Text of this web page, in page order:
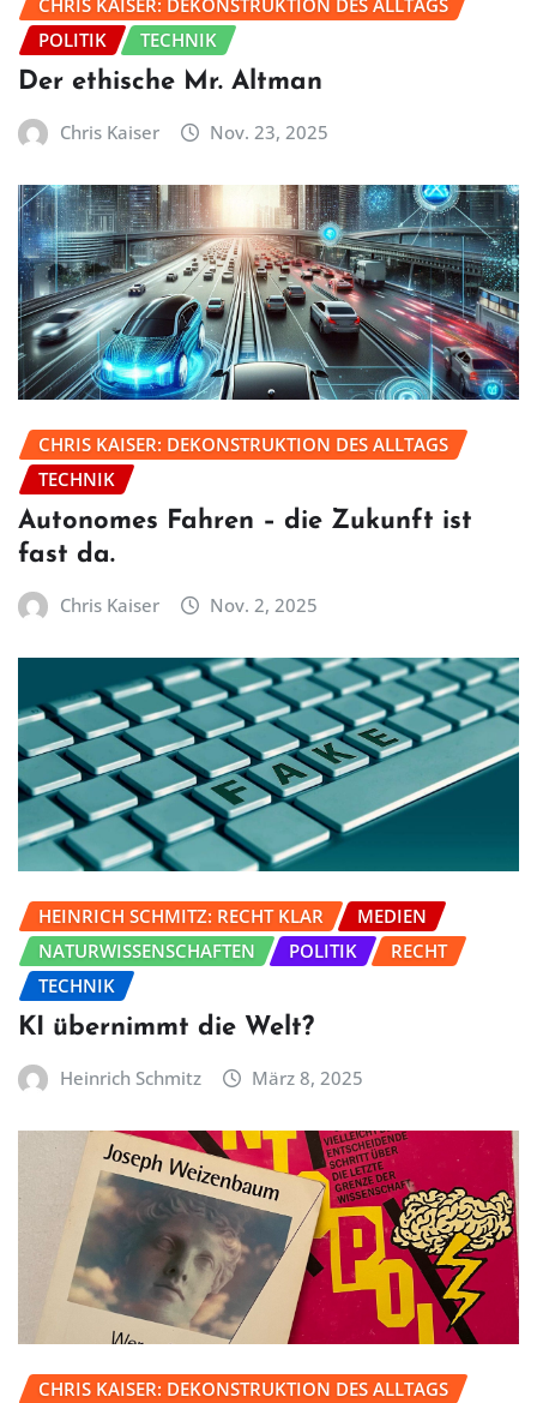
POLITIK
TECHNIK
Der ethische Mr. Altman
Chris Kaiser Nov. 23, 2025
CHRIS KAISER: DEKONSTRUKTION DES ALLTAGS
TECHNIK
Autonomes Fahren – die Zukunft ist
fast da.
Chris Kaiser Nov. 2, 2025
HEINRICH SCHMITZ: RECHT KLAR
MEDIEN
NATURWISSENSCHAFTEN
POLITIK
RECHT
TECHNIK
KI übernimmt die Welt?
Heinrich Schmitz März 8, 2025
CHRIS KAISER: DEKONSTRUKTION DES ALLTAGS